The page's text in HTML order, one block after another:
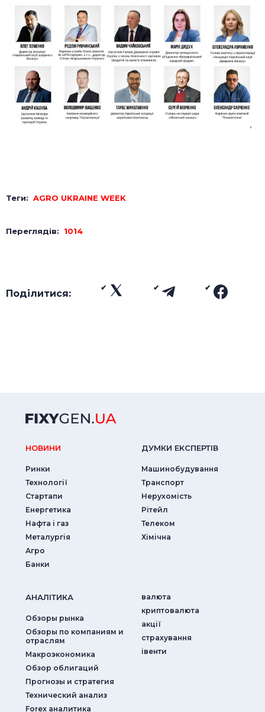
Теги: AGRO UKRAINE WEEK
Переглядів: 1014
Поділитися:
НОВИНИ
Ринки
Технології
Стартапи
Енергетика
Нафта і газ
Металургія
Агро
Банки
ДУМКИ ЕКСПЕРТIВ
Машинобудування
Транспорт
Нерухомість
Рітейл
Телеком
Хімічна
АНАЛIТИКА
Обзоры рынка
Обзоры по компаниям и
отраслям
Макроэкономика
Обзор облигаций
Прогнозы и стратегия
Технический анализ
Forex аналитика
валюта
криптовалюта
акції
страхування
iвенти